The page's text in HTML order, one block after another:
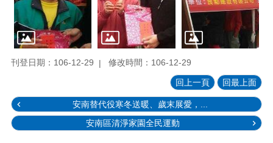
刊登日期：106-12-29 修改時間：106-12-29
回上一頁 回最上面
安南替代役寒冬送暖、歲末展愛，...
安南區清淨家園全民運動